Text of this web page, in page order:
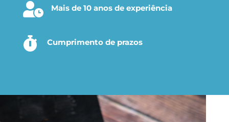
 Mais de 10 anos de experiência
 Cumprimento de prazos